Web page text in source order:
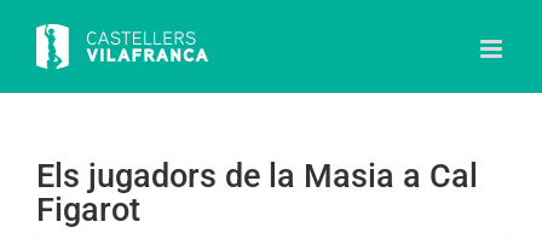
content
Els jugadors de la Masia a Cal
Figarot